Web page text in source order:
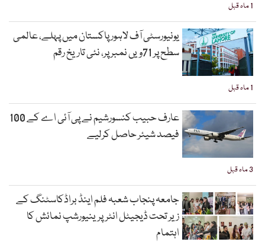
1 ماہ قبل
1 ماہ قبل
یونیورسٹی آف لاہور پاکستان میں پہلے، عالمی
سطح پر 71ویں نمبر پر، نئی تاریخ رقم
3 ماہ قبل
عارف حبیب کنسورشیم نے پی آئی اے کے 100
فیصد شیئر حاصل کرلیے
جامعہ پنجاب شعبہ فلم اینڈ براڈکاسٹنگ کے
زیر تحت ڈیجیٹل انٹرپرینیورشپ نمائش کا
اہتمام